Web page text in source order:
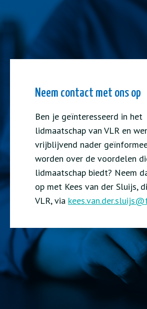
Neem contact met ons op
Ben je geïnteresseerd in het
lidmaatschap van VLR en
vrijblijvend nader
worden over de voordelen
lidmaatschap biedt? Neem
op met Kees van der Sluijs,
VLR, via